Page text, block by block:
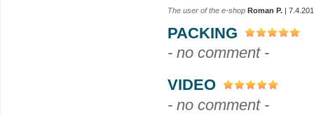
The user of the e-shop Roman P. |
PACKING
- no comment -
VIDEO
- no comment -